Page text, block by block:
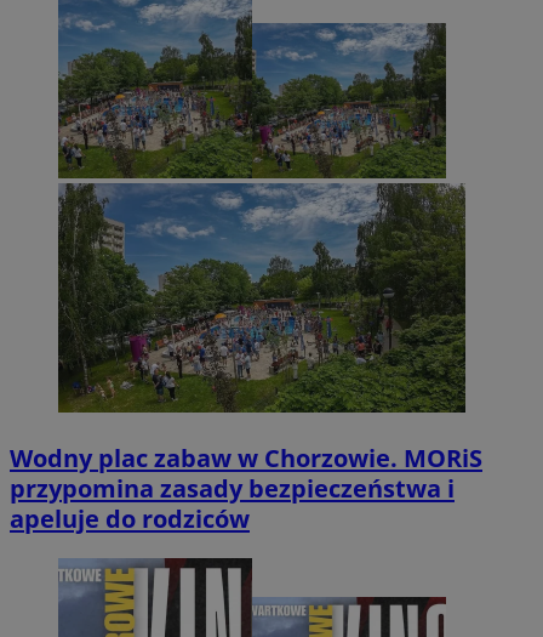
Wodny plac zabaw w Chorzowie. MORiS
przypomina zasady bezpieczeństwa i
apeluje do rodziców